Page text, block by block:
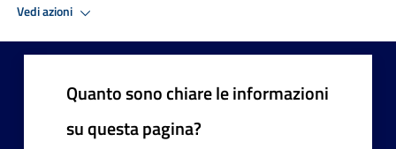
Vedi azioni
Quanto sono chiare le informazioni
su questa pagina?